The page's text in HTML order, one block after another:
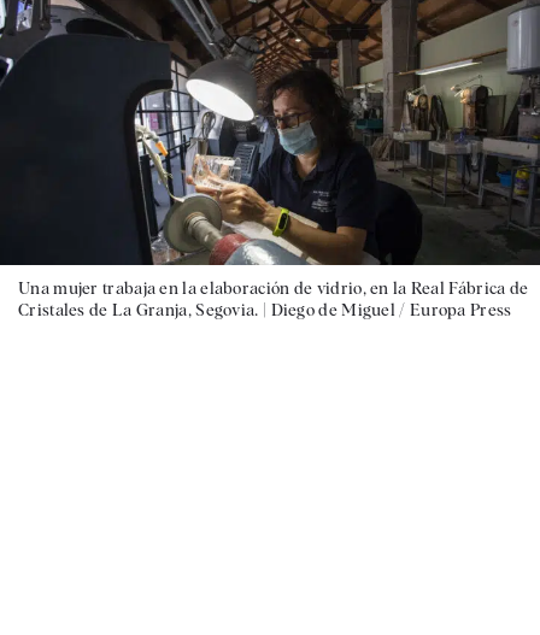
Una mujer trabaja en la elaboración de vidrio, en la Real Fábrica de
Cristales de La Granja, Segovia. | Diego de Miguel / Europa Press